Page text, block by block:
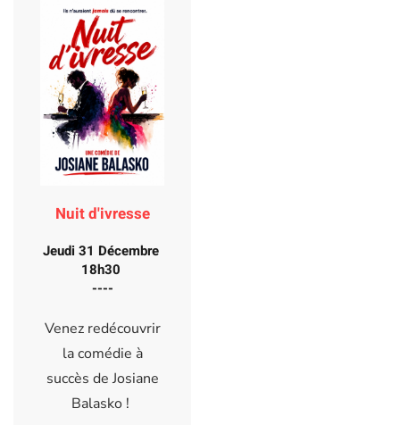
Nuit d'ivresse
Jeudi 31 Décembre
18h30
----
Venez redécouvrir
la comédie à
succès de Josiane
Balasko !